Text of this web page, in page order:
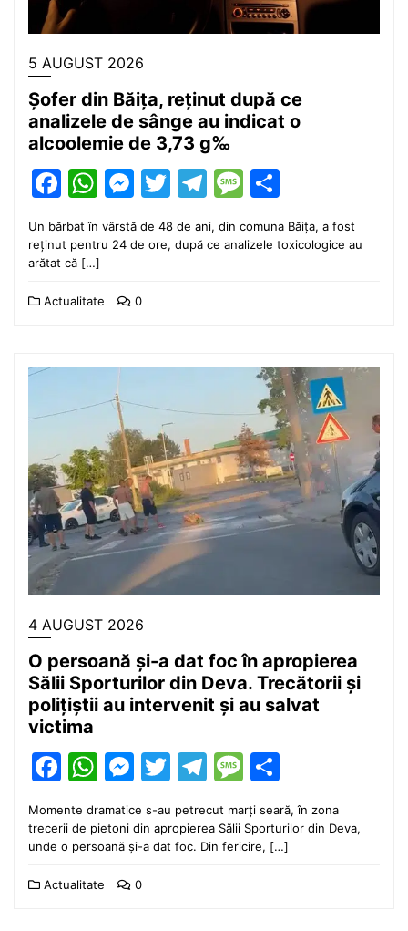
5 AUGUST 2026
Șofer din Băița, reținut după ce
analizele de sânge au indicat o
alcoolemie de 3,73 g‰
Facebook
WhatsApp
Messenger
Twitter
Telegram
Message
Un bărbat în vârstă de 48 de ani, din comuna Băița, a fost
reținut pentru 24 de ore, după ce analizele toxicologice au
arătat că […]
Actualitate 0
4 AUGUST 2026
O persoană și-a dat foc în apropierea
Sălii Sporturilor din Deva. Trecătorii și
polițiștii au intervenit și au salvat
victima
Facebook
WhatsApp
Messenger
Twitter
Telegram
Message
Momente dramatice s-au petrecut marți seară, în zona
trecerii de pietoni din apropierea Sălii Sporturilor din Deva,
unde o persoană și-a dat foc. Din fericire, […]
Actualitate 0